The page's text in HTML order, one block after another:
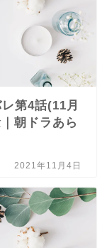
第4話(11月
朝ドラあら
2021年11月4日